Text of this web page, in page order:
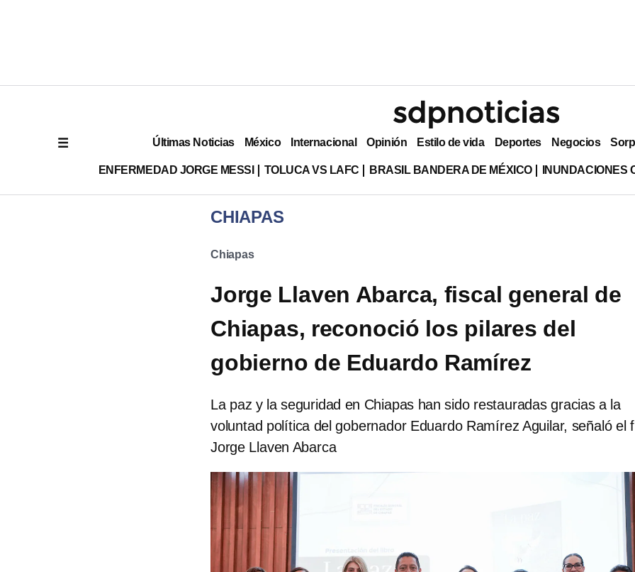
Últimas Noticias México Internacional Opinión Estilo de vida Deportes Negocios
ENFERMEDAD JORGE MESSI TOLUCA VS LAFC BRASIL BANDERA DE MÉXICO INUNDACIONES
CHIAPAS
Chiapas
Jorge Llaven Abarca, fiscal general de
Chiapas, reconoció los pilares del
gobierno de Eduardo Ramírez
La paz y la seguridad en Chiapas han sido restauradas gracias a la
voluntad política del gobernador Eduardo Ramírez Aguilar, señaló el
Jorge Llaven Abarca